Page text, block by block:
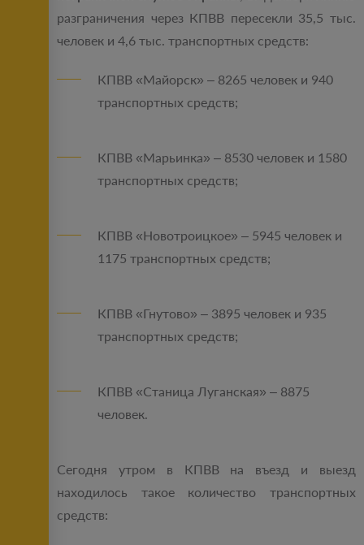
разграничения через КПВВ пересекли 35,5 тыс.
человек и 4,6 тыс. транспортных средств:
КПВВ «Майорск» – 8265 человек и 940
транспортных средств;
КПВВ «Марьинка» – 8530 человек и 1580
транспортных средств;
КПВВ «Новотроицкое» – 5945 человек и
1175 транспортных средств;
КПВВ «Гнутово» – 3895 человек и 935
транспортных средств;
КПВВ «Станица Луганская» – 8875
человек.
Сегодня утром в КПВВ на въезд и выезд
находилось такое количество транспортных
средств: